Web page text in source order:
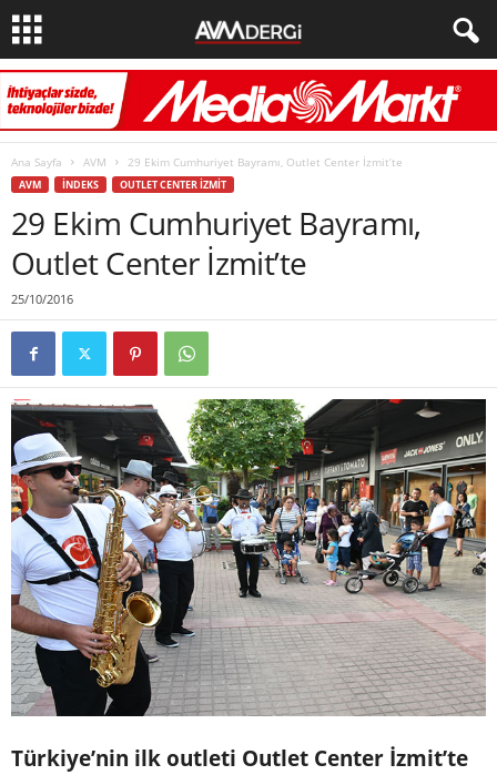
Ana Sayfa AVM 29 Ekim Cumhuriyet Bayramı, Outlet Center İzmit’te
AVM İNDEKS OUTLET CENTER İZMIT
29 Ekim Cumhuriyet Bayramı,
Outlet Center İzmit’te
25/10/2016
Türkiye’nin ilk outleti Outlet Center İzmit’te